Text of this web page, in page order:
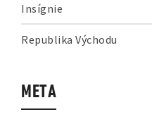
Insígnie
Republika Východu
META